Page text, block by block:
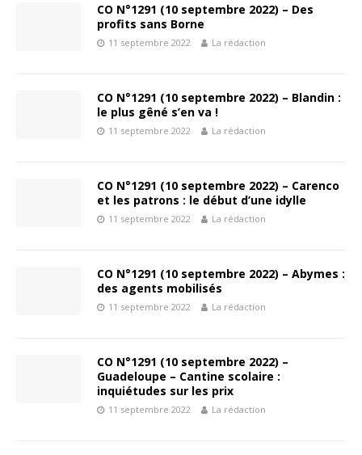
CO N°1291 (10 septembre 2022) – Des
profits sans Borne
11 septembre 2022 La rédaction
CO N°1291 (10 septembre 2022) – Blandin :
le plus gêné s’en va !
11 septembre 2022 La rédaction
CO N°1291 (10 septembre 2022) – Carenco
et les patrons : le début d’une idylle
11 septembre 2022 La rédaction
CO N°1291 (10 septembre 2022) – Abymes :
des agents mobilisés
11 septembre 2022 La rédaction
CO N°1291 (10 septembre 2022) –
Guadeloupe – Cantine scolaire :
inquiétudes sur les prix
11 septembre 2022 La rédaction